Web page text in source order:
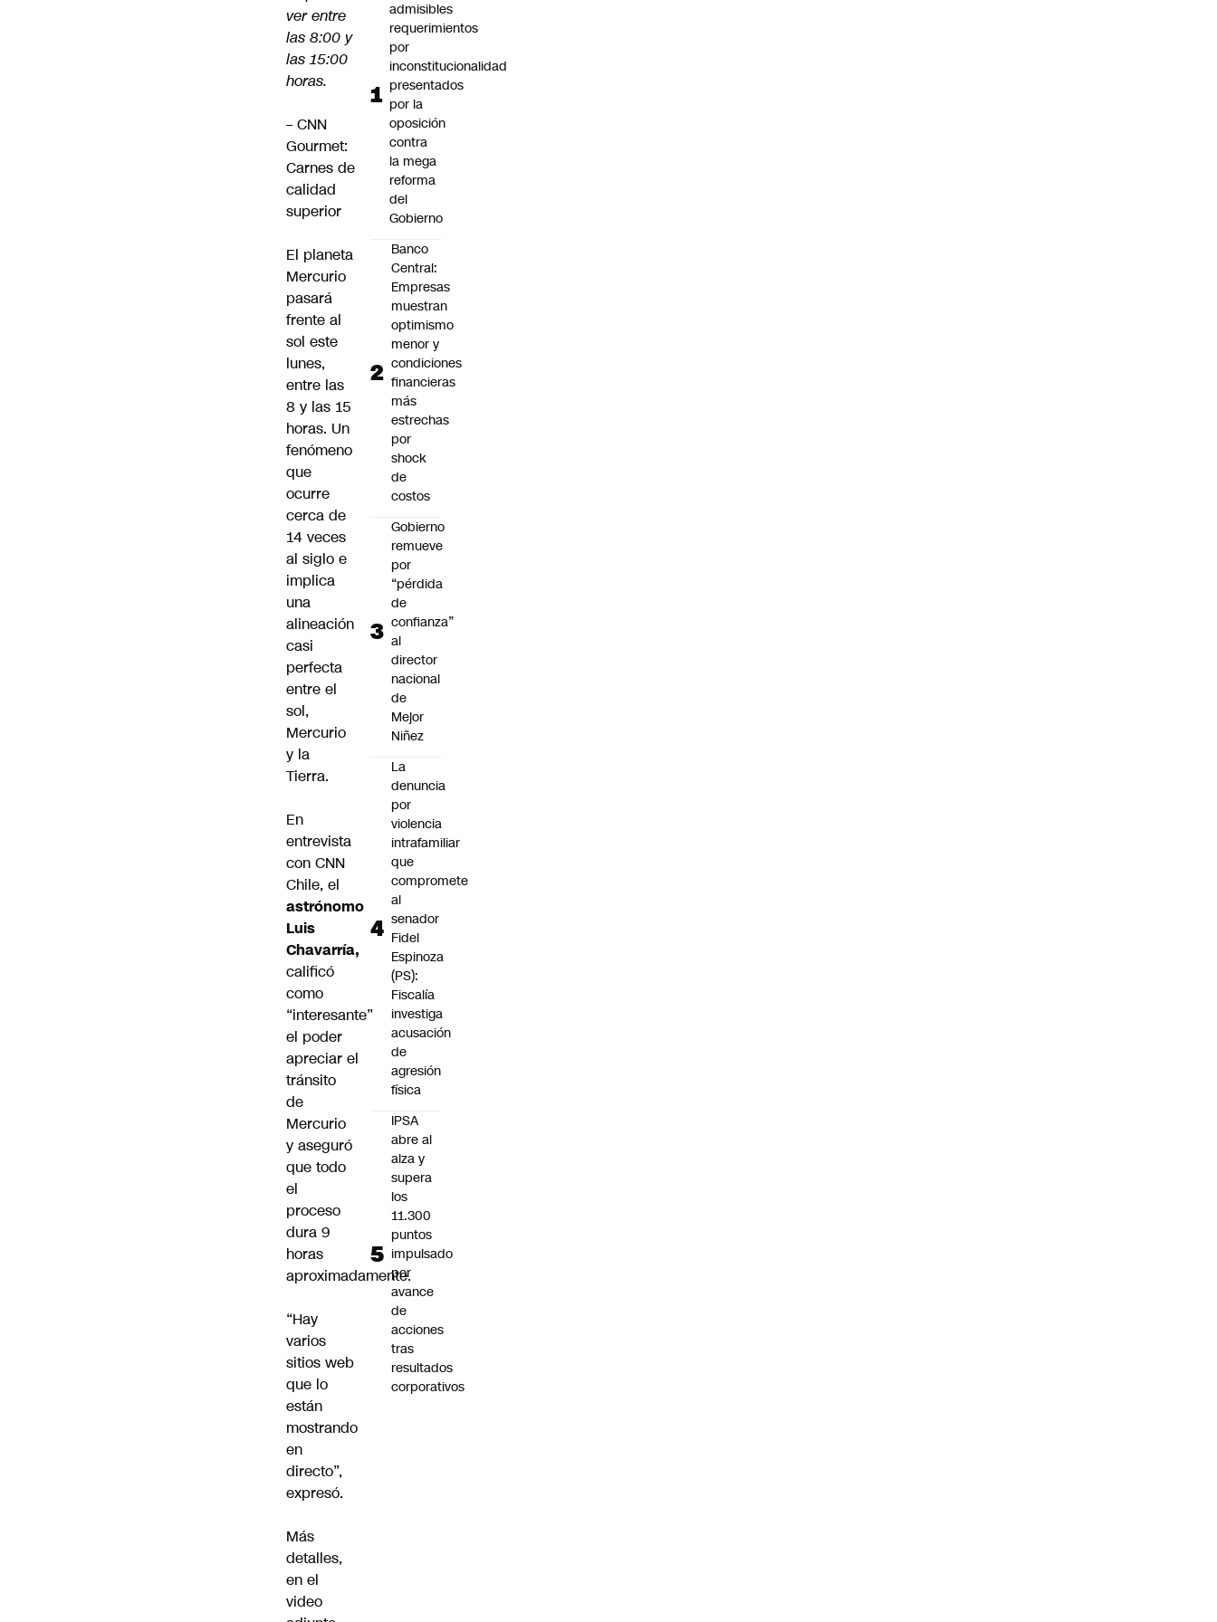
ver entre
las 8:00 y
las 15:00
horas.
– CNN
Gourmet:
Carnes de
calidad
superior
El planeta
Mercurio
pasará
frente al
sol este
lunes,
entre las
8 y las 15
horas. Un
fenómeno
que
ocurre
cerca de
14 veces
al siglo e
implica
una
alineación
casi
perfecta
entre el
sol,
Mercurio
y la
Tierra.
En
entrevista
con CNN
Chile, el
astrónomo
Luis
Chavarría,
calificó
como
“interesante”
el poder
apreciar el
tránsito
de
Mercurio
y aseguró
que todo
el
proceso
dura 9
horas
aproximadamente.
“Hay
varios
sitios web
que lo
están
mostrando
en
directo”,
expresó.
Más
detalles,
en el
video
admisibles
requerimientos
por
inconstitucionalidad
presentados
por la
oposición
contra
la mega
reforma
del
Gobierno
Banco
Central:
Empresas
muestran
optimismo
menor y
condiciones
financieras
más
estrechas
por
shock
de
costos
Gobierno
remueve
por
“pérdida
de
confianza”
al
director
nacional
de
Mejor
Niñez
La
denuncia
por
violencia
intrafamiliar
que
compromete
al
senador
Fidel
Espinoza
(PS):
Fiscalía
investiga
acusación
de
agresión
física
IPSA
abre al
alza y
supera
los
11.300
puntos
impulsado
por
avance
de
acciones
tras
resultados
corporativos